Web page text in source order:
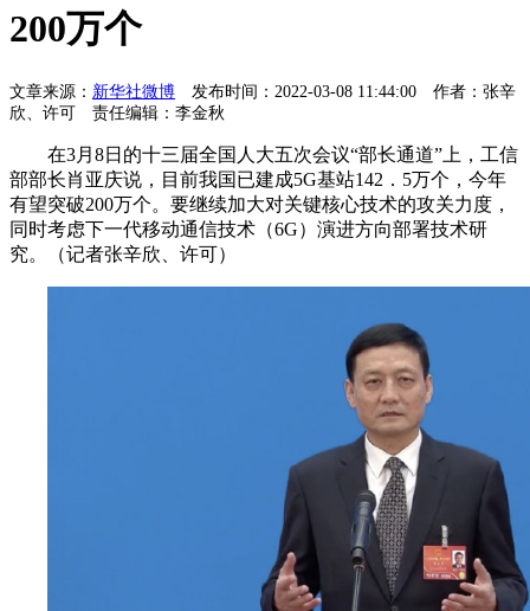
200万个
文章来源： 新华社微博 发布时间：2022-03-08 11:44:00 作者：张辛
欣、许可 责任编辑：李金秋
在3月8日的十三届全国人大五次会议“部长通道”上，工信
部部长肖亚庆说，目前我国已建成5G基站142．5万个，今年
有望突破200万个。要继续加大对关键核心技术的攻关力度，
同时考虑下一代移动通信技术（6G）演进方向部署技术研
究。（记者张辛欣、许可）